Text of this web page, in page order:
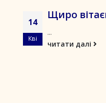
14
Кві
Щиро
...
читати далі